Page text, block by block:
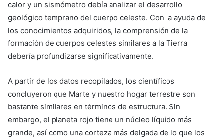
calor y un sismómetro debía analizar el desarrollo
geológico temprano del cuerpo celeste. Con la ayuda de
los conocimientos adquiridos, la comprensión de la
formación de cuerpos celestes similares a la Tierra
debería profundizarse significativamente.
A partir de los datos recopilados, los científicos
concluyeron que Marte y nuestro hogar terrestre son
bastante similares en términos de estructura. Sin
embargo, el planeta rojo tiene un núcleo líquido más
grande, así como una corteza más delgada de lo que los